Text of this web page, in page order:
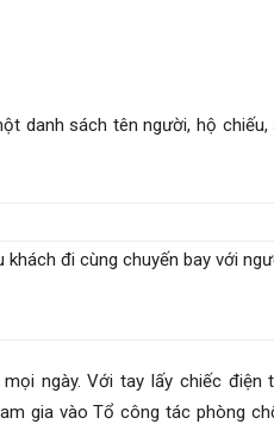
danh sách tên người, hộ
đi cùng chuyến bay với
ngày. Với tay lấy chiếc điện
gia vào Tổ công tác phòng